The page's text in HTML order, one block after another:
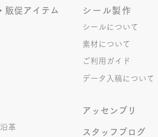
っぴり苦手。 だけど本人はいつ
も自信満々。 【彼女の書いた漢
字の間違い例】 機械説定×⇒設定
〇 準備能熱×⇒態勢〇 証固
「恥ずかしい！」とか「覚えま
す！」になるところ、きなこは
販促アイテム
革
シール製作
シールについて
素材について
ご利用ガイド
データ入稿について
アッセンブリ
スタッフブログ